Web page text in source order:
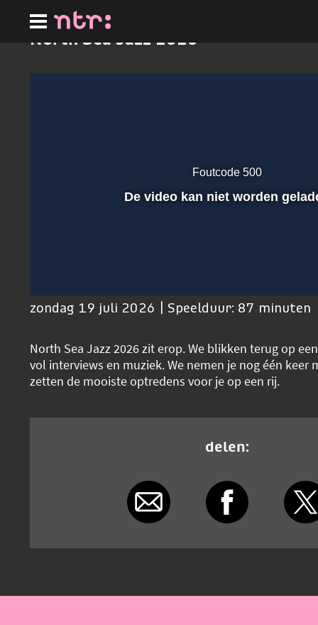
hoofdinhoud
North Sea Jazz 2026
Afspelen
Foutcode 500
De video kan niet worden
zondag 19 juli 2026 | Speelduur: 87 minuten
North Sea Jazz 2026 zit erop. We blikken terug op
vol interviews en muziek. We nemen je nog één keer
zetten de mooiste optredens voor je op een rij.
delen: